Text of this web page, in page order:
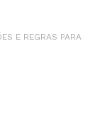
E REGRAS PARA